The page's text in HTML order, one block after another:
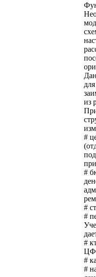
из
#
#
#
#
#
#
#